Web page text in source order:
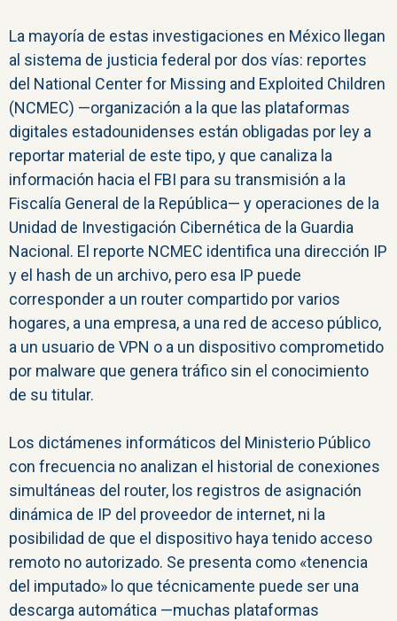
La mayoría de estas investigaciones en México llegan
al sistema de justicia federal por dos vías: reportes
del National Center for Missing and Exploited Children
(NCMEC) —organización a la que las plataformas
digitales estadounidenses están obligadas por ley a
reportar material de este tipo, y que canaliza la
información hacia el FBI para su transmisión a la
Fiscalía General de la República— y operaciones de la
Unidad de Investigación Cibernética de la Guardia
Nacional. El reporte NCMEC identifica una dirección IP
y el hash de un archivo, pero esa IP puede
corresponder a un router compartido por varios
hogares, a una empresa, a una red de acceso público,
a un usuario de VPN o a un dispositivo comprometido
por malware que genera tráfico sin el conocimiento
de su titular.
Los dictámenes informáticos del Ministerio Público
con frecuencia no analizan el historial de conexiones
simultáneas del router, los registros de asignación
dinámica de IP del proveedor de internet, ni la
posibilidad de que el dispositivo haya tenido acceso
remoto no autorizado. Se presenta como «tenencia
del imputado» lo que técnicamente puede ser una
descarga automática —muchas plataformas